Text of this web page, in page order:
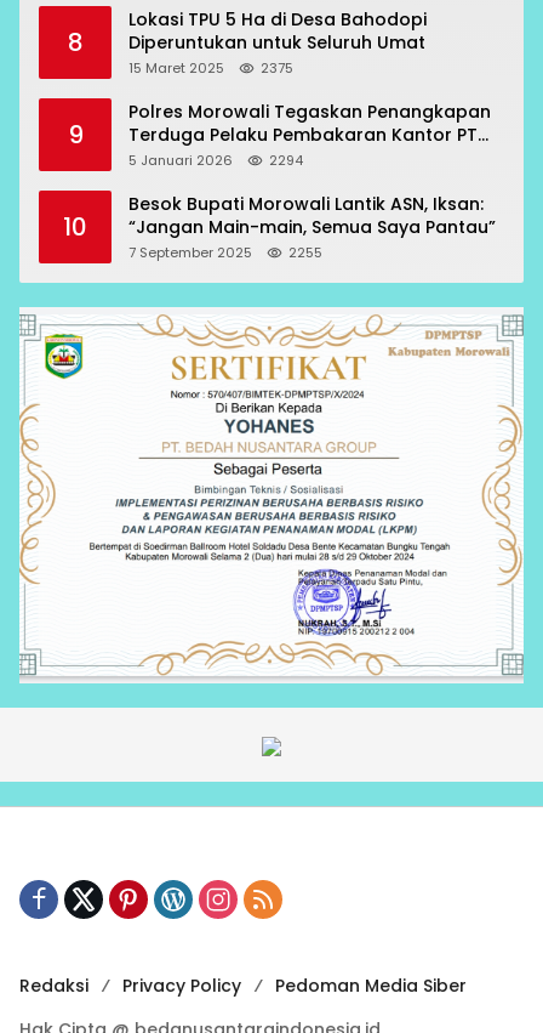
8
Lokasi TPU 5 Ha di Desa Bahodopi
Diperuntukan untuk Seluruh Umat
15 Maret 2025 2375
9
Polres Morowali Tegaskan Penangkapan
Terduga Pelaku Pembakaran Kantor PT
RCP Sesuai Prosedur
5 Januari 2026 2294
10
Besok Bupati Morowali Lantik ASN, Iksan:
“Jangan Main-main, Semua Saya Pantau”
7 September 2025 2255
Redaksi Privacy Policy
Pedoman Media Siber